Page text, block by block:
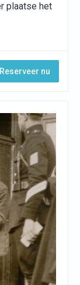
plaatse het
Reserveer nu